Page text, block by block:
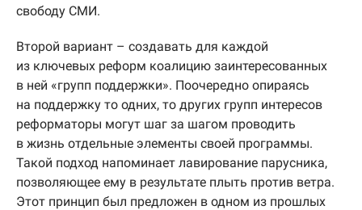
свободу СМИ.
Второй вариант – создавать для каждой
из ключевых реформ коалицию заинтересованных
в ней «групп поддержки». Поочередно опираясь
на поддержку то одних, то других групп интересов
реформаторы могут шаг за шагом проводить
в жизнь отдельные элементы своей программы.
Такой подход напоминает лавирование парусника,
позволяющее ему в результате плыть против ветра.
Этот принцип был предложен в одном из прошлых